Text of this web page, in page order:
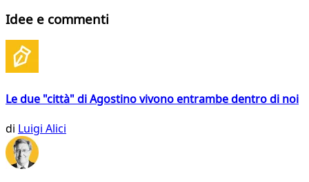
Idee e commenti
Le due "città" di Agostino vivono entrambe dentro di noi
di Luigi Alici